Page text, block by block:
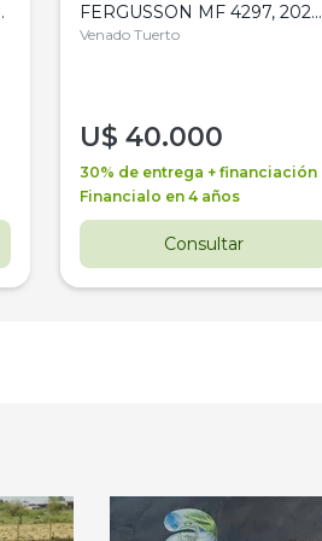
FERGUSSON MF 4297, 2020,
4WD, PATON
Venado Tuerto
U$ 40.000
30% de entrega + financiación
Financialo en 4 años
Consultar